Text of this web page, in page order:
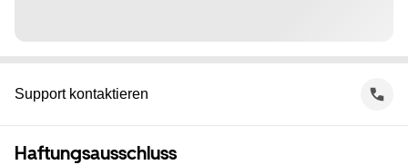
Support kontaktieren
Haftungsausschluss